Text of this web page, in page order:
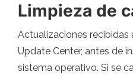
Limpieza de
Actualizaciones recibidas
Update Center, antes de
sistema operativo. Si se